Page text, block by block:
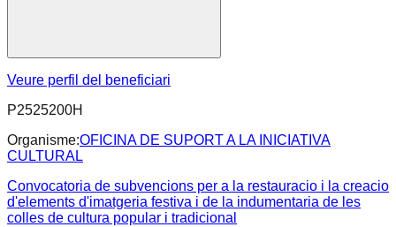
Veure perfil del beneficiari
P2525200H
Organisme:OFICINA DE SUPORT A LA INICIATIVA
CULTURAL
Convocatoria de subvencions per a la restauracio i la creacio
d'elements d'imatgeria festiva i de la indumentaria de les
colles de cultura popular i tradicional